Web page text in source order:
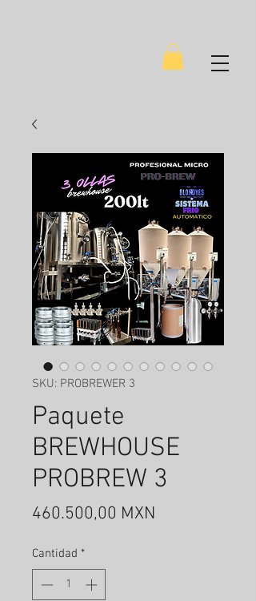
SKU: PROBREWER 3
Paquete
BREWHOUSE
PROBREW 3
460.500,00 MXN
Cantidad *